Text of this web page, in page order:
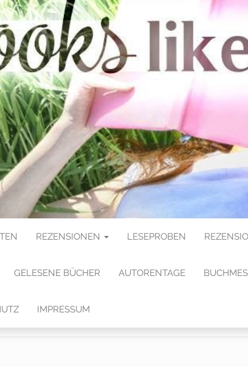
LIKE
REZENSIONEN LESEPROBEN
GELESENE BÜCHER AUTORENTAGE
IMPRESSUM